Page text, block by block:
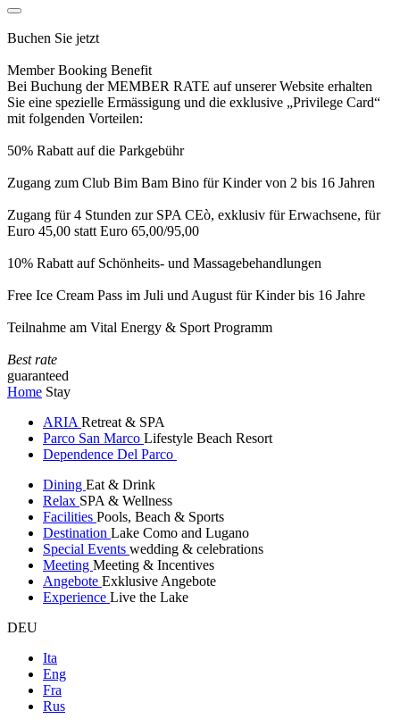
Buchen Sie jetzt
Member Booking Benefit
Bei Buchung der MEMBER RATE auf unserer Website erhalten
Sie eine spezielle Ermässigung und die exklusive „Privilege Card“
mit folgenden Vorteilen:
50% Rabatt auf die Parkgebühr
Zugang zum Club Bim Bam Bino für Kinder von 2 bis 16 Jahren
Zugang für 4 Stunden zur SPA CEò, exklusiv für Erwachsene, für
Euro 45,00 statt Euro 65,00/95,00
10% Rabatt auf Schönheits- und Massagebehandlungen
Free Ice Cream Pass im Juli und August für Kinder bis 16 Jahre
Teilnahme am Vital Energy & Sport Programm
Best rate
guaranteed
Home Stay
ARIA Retreat & SPA
Parco San Marco Lifestyle Beach Resort
Dependence Del Parco
Dining Eat & Drink
Relax SPA & Wellness
Facilities Pools, Beach & Sports
Destination Lake Como and Lugano
Special Events wedding & celebrations
Meeting Meeting & Incentives
Angebote Exklusive Angebote
Experience Live the Lake
DEU
Ita
Eng
Fra
Rus